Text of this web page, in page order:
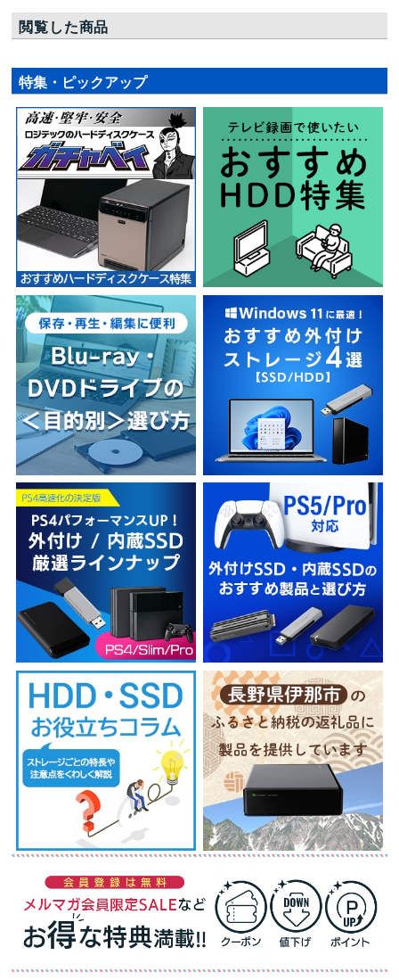
閲覧した商品
特集・ピックアップ